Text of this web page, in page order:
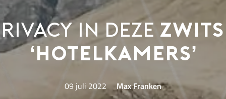
in deze
‘hotelkamers’
09 juli 2022 Max Franken